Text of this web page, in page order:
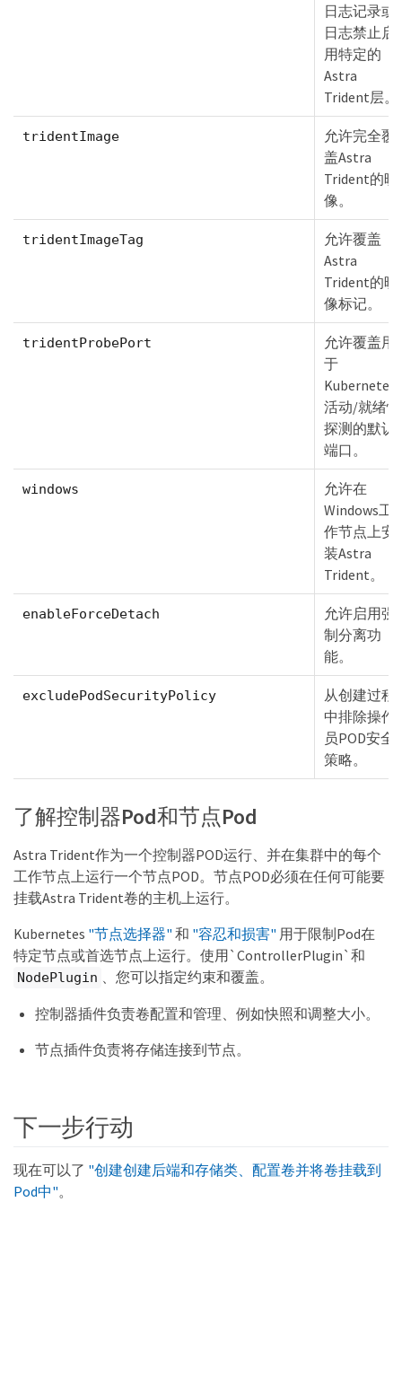
日志记录或
日志禁止启
用特定的
Astra
Trident层。
tridentImage
允许完全覆
盖Astra
Trident的映
像。
tridentImageTag
允许覆盖
Astra
Trident的映
像标记。
tridentProbePort
允许覆盖用
于
Kubernetes
活动/就绪性
探测的默认
端口。
windows
允许在
Windows工
作节点上安
装Astra
Trident。
enableForceDetach
允许启用强
制分离功
能。
excludePodSecurityPolicy
从创建过程
中排除操作
员POD安全
策略。
了解控制器Pod和节点Pod
Astra Trident作为一个控制器POD运行、并在集群中的每个
工作节点上运行一个节点POD。节点POD必须在任何可能要
挂载Astra Trident卷的主机上运行。
Kubernetes "节点选择器" 和 "容忍和损害" 用于限制Pod在
特定节点或首选节点上运行。使用`ControllerPlugin`和
NodePlugin 、您可以指定约束和覆盖。
控制器插件负责卷配置和管理、例如快照和调整大小。
节点插件负责将存储连接到节点。
下一步行动
现在可以了 "创建创建后端和存储类、配置卷并将卷挂载到
Pod中"。